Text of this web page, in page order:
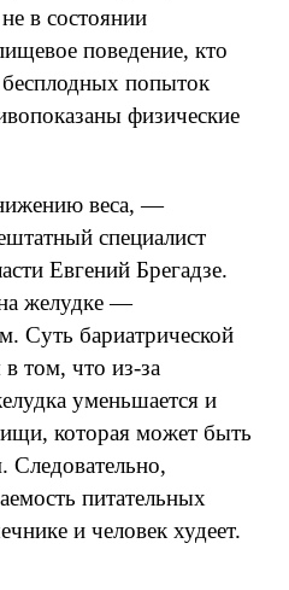
в состоянии
поведение, кто
попыток
физические
веса, —
специалист
Евгений Брегадзе.
желудке —
Суть бариатрической
том, что из-за
уменьшается и
которая может быть
Следовательно,
питательных
и человек худеет.